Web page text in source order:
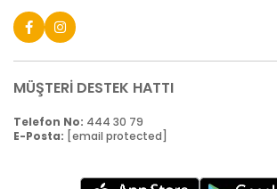
MÜŞTERİ DESTEK HATTI
Telefon No: 444 30 79
E-Posta: [email protected]